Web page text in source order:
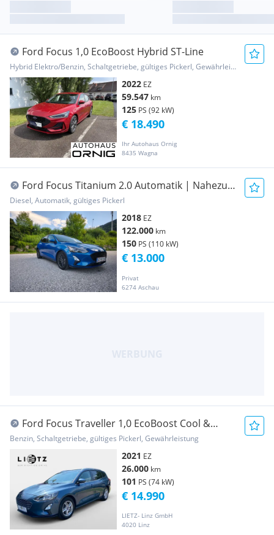
Ford Focus 1,0 EcoBoost Hybrid ST-Line
Hybrid Elektro/Benzin, Schaltgetriebe, gültiges Pickerl, Gewährleistung
2022 EZ
59.547 km
125 PS (92 kW)
Ihr Autohaus Ornig
8435 Wagna
€ 18.490
Ford Focus Titanium 2.0 Automatik | Nahezu
Vollausstattung &
Diesel, Automatik, gültiges Pickerl
2018 EZ
122.000 km
150 PS (110 kW)
Privat
6274 Aschau
€ 13.000
Ford Focus Traveller 1,0 EcoBoost Cool &
Connect
Benzin, Schaltgetriebe, gültiges Pickerl, Gewährleistung
2021 EZ
26.000 km
101 PS (74 kW)
LIETZ- Linz GmbH
4020 Linz
€ 14.990